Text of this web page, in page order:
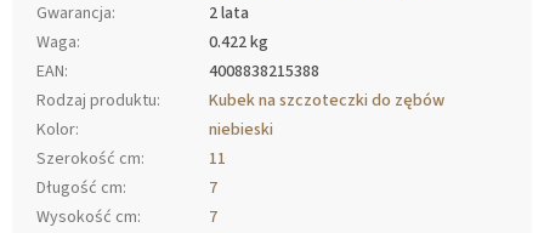
Gwarancja:
2 lata
Waga:
0.422 kg
EAN:
4008838215388
Rodzaj produktu:
Kubek na szczoteczki do zębów
Kolor:
niebieski
Szerokość cm:
11
Długość cm:
7
Wysokość cm:
7